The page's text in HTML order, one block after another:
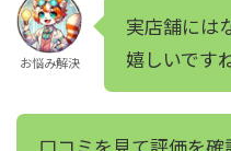
お悩み解決
実店舗には
嬉しいです